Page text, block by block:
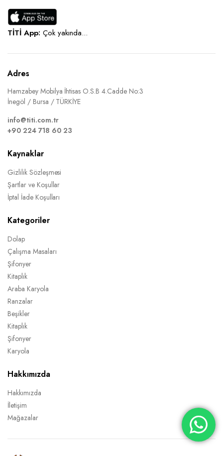
TİTİ App: Çok yakında...
Adres
Hamzabey Mobilya İhtisas O.S.B 4.Cadde No:3
İnegöl / Bursa / TÜRKİYE
info@titi.com.tr
+90 224 718 60 23
Kaynaklar
Gizlilik Sözleşmesi
Şartlar ve Koşullar
İptal İade Koşulları
Kategoriler
Dolap
Çalışma Masaları
Şifonyer
Kitaplık
Araba Karyola
Ranzalar
Beşikler
Kitaplık
Şifonyer
Karyola
Hakkımızda
Hakkımızda
İletişim
Mağazalar